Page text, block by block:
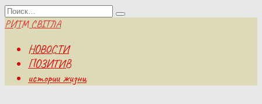
Перейти
к
Search
for:
РИТМ СВІТЛА
НОВОСТИ
ПОЗИТИВ
истории жизни